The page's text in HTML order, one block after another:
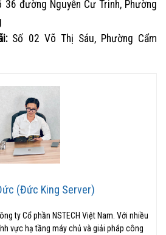
36 đường Nguyễn Cư Trinh, Phường
Số 02 Võ Thị Sáu, Phường Cẩm
(Đức King Server)
ty Cổ phần NSTECH Việt Nam. Với nhiều
vực hạ tầng máy chủ và giải pháp công